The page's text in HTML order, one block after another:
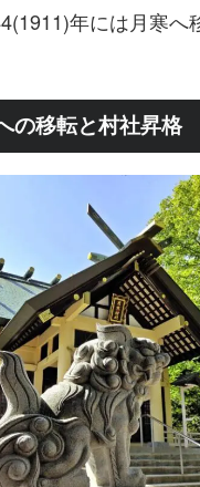
年には月寒へ
の移転と村社昇格